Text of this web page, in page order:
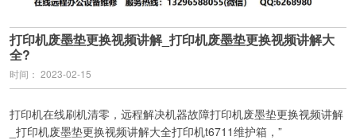
打印机废墨垫更换视频讲解_打印机废墨垫更换视频讲解大
全?
时间： 2023-02-15
打印机在线刷机清零，远程解决机器故障打印机废墨垫更换视频讲解
_打印机废墨垫更换视频讲解大全打印机t6711维护箱，”